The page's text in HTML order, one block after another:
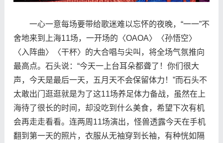
一心一意每场要带给歌迷难以忘怀的夜晚，“一一”不
舍地来到上海11场，一开场的〈OAOA〉〈孙悟空〉
〈入阵曲〉〈干杯〉的大合唱与尖叫，将全场气氛推向
最高点。石头说：“今天一上台耳朵都聋了！你们很大
声，今天是最后一天，五月天不会保留体力！”而石头不
太敢出门逛逛就是为了这11场养足体力备战，虽然在上
海待了很长的时间，却没吃到什么美食，希望下次有机
会再走走看看。连两周11场演出，怪兽透露今天在手机
翻到第一天的照片，衣服从无袖穿到长袖，有种恍如隔